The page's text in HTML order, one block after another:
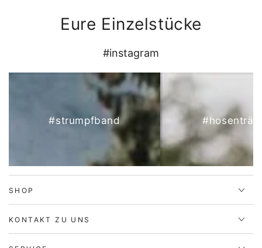
Eure Einzelstücke
#instagram
#strumpfband
SHOP
KONTAKT ZU UNS